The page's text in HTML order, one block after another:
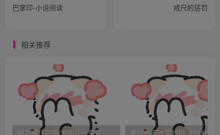
青蕾心想俊贤一定是在试探自己知不知道为什么要挨
打，就回答：
巴掌印-小说阅读
戒尺的惩罚
相关推荐
纲手被打屁股(附图)_一条荒 老公的家法实践啦